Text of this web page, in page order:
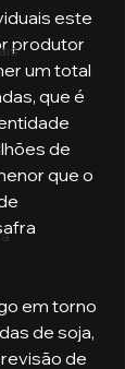
este
produtor
um total
que é
de
que o
de soja,
de